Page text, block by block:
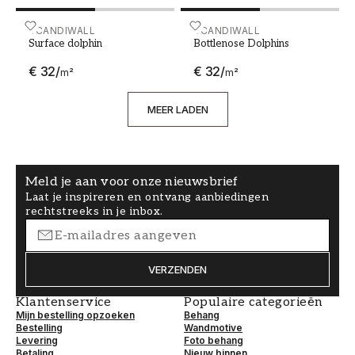
SCANDIWALL
Surface dolphin
€ 32/m²
Surface dolphin SCANDIWALL
Bottlenose Dolphins
€ 32/m²
Bottlenose Dolphins
MEER LADEN
Meld je aan voor onze nieuwsbrief
Laat je inspireren en ontvang aanbiedingen
rechtstreeks in je inbox.
VERZENDEN
Klantenservice
Mijn bestelling opzoeken
Bestelling
Levering
Populaire categorieën
Behang
Wandmotive
Foto behang